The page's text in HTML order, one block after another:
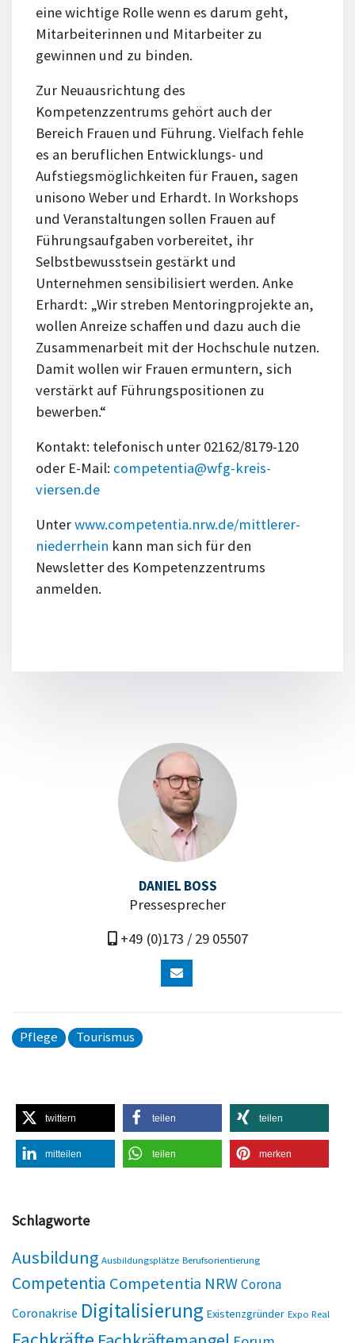
DANIEL BOSS
Pressesprecher
+49 (0)173 / 29 05507
Pflege Tourismus
eine wichtige Rolle wenn es darum geht,
Mitarbeiterinnen und Mitarbeiter zu
gewinnen und zu binden.
Zur Neuausrichtung des
Kompetenzzentrums gehört auch der
Bereich Frauen und Führung. Vielfach fehle
es an beruflichen Entwicklungs- und
Aufstiegsmöglichkeiten für Frauen, sagen
unisono Weber und Erhardt. In Workshops
und Veranstaltungen sollen Frauen auf
Führungsaufgaben vorbereitet, ihr
Selbstbewusstsein gestärkt und
Unternehmen sensibilisiert werden. Anke
Erhardt: „Wir streben Mentoringprojekte an,
wollen Anreize schaffen und dazu auch die
Zusammenarbeit mit der Hochschule nutzen.
Damit wollen wir Frauen ermuntern, sich
verstärkt auf Führungspositionen zu
bewerben.“
Kontakt: telefonisch unter 02162/8179-120
oder E-Mail: competentia@wfg-kreis-
viersen.de
Unterwww.competentia.nrw.de/mittlerer-
niederrhein kann man sich für den
Newsletter des Kompetenzzentrums
anmelden.
twittern teilen teilen
mitteilen teilen merken
Schlagworte
Ausbildung Ausbildungsplätze Berufsorientierung
Competentia Competentia NRWCorona
Coronakrise Digitalisierung Existenzgründer Expo Real